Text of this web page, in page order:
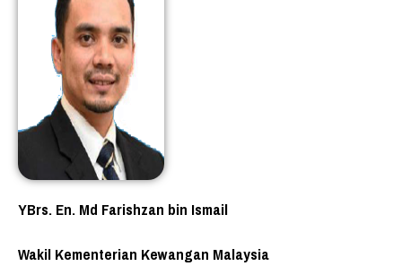
YBrs. En. Md Farishzan bin Ismail
Wakil Kementerian Kewangan Malaysia